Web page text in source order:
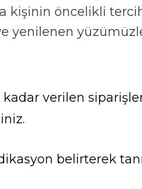
kişinin öncelikli
yenilenen
verilen
belirterek